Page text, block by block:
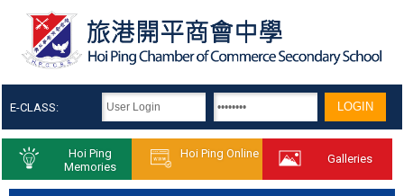
E-CLASS:
Hoi Ping
Memories
Hoi Ping Online Galleries